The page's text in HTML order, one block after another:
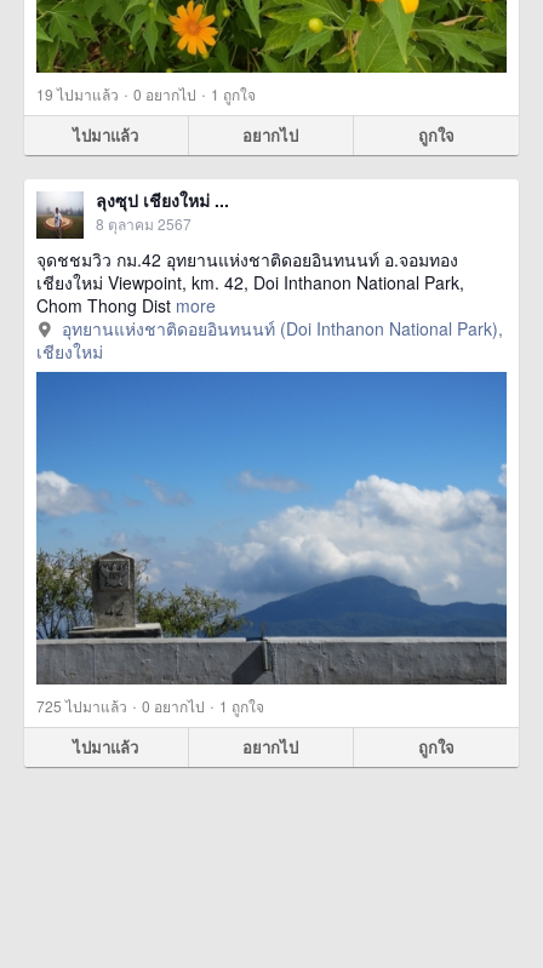
19ไปมาแล้ว · 0 อยากไป · 1 ถูกใจ
ไปมาแล้ว อยากไป ถูกใจ
ลุงซุป เชียงใหม่ ...
8 ตุลาคม 2567
จุดชชมวิว กม.42 อุทยานแห่งชาติดอยอินทนนท์ อ.จอมทอง
เชียงใหม่ Viewpoint, km. 42, Doi Inthanon National Park,
Chom Thong Dist more
อุทยานแห่งชาติดอยอินทนนท์ (Doi Inthanon National Park),
เชียงใหม่
725ไปมาแล้ว · 0 อยากไป · 1 ถูกใจ
ไปมาแล้ว อยากไป ถูกใจ